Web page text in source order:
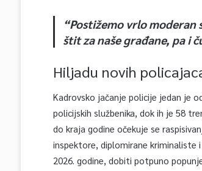
“Postižemo vrlo moderan
štit za naše građane, pa i
Hiljadu novih
Kadrovsko jačanje policije jedan je
policijskih službenika, dok ih je 58
do kraja godine očekuje se
inspektore, diplomirane kriminaliste
2026. godine, dobiti potpuno